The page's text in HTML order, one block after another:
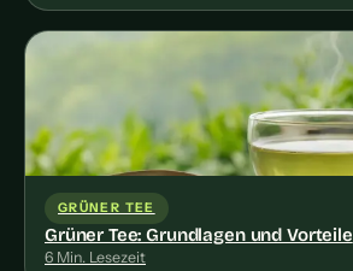
GRÜNER TEE
Grüner Tee: Grundlagen und Vorteile
6 Min. Lesezeit